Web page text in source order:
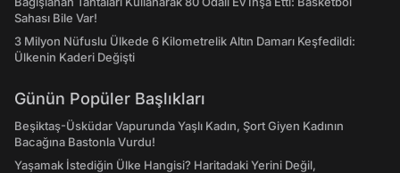
Sahası Bile Var!
3 Milyon Nüfuslu Ülkede 6 Kilometrelik Altın Damarı Keşfedildi:
Ülkenin Kaderi Değişti
Günün Popüler Başlıkları
Beşiktaş-Üsküdar Vapurunda Yaşlı Kadın, Şort Giyen Kadının
Bacağına Bastonla Vurdu!
Yaşamak İstediğin Ülke Hangisi? Haritadaki Yerini Değil,